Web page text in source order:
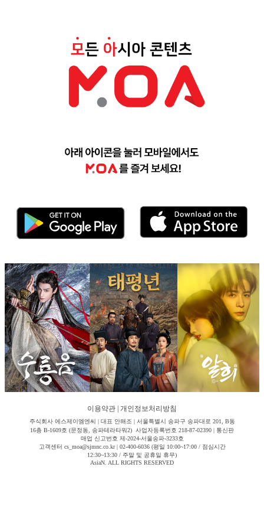
이용약관 개인정보처리방침
주식회사 에스제이엠엔씨 | 대표 안해조 | 서울특별시 송파구 송파대로 201, B동
16층 B-1609호 (문정동, 송파테라타워2) 사업자등록번호 218-87-02390 | 통신판
매업 신고번호 제-2024-서울송파-3233호
고객센터 cs_moa@sjmnc.co.kr | 02-400-6036 (평일 10:00~17:00 / 점심시간
12:30~13:30 / 주말 및 공휴일 휴무)
AsiaN. ALL RIGHTS RESERVED